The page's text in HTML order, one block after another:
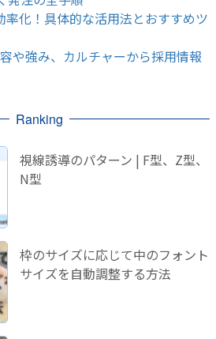
率化！具体的な活用法とおすすめツ
や強み、カルチャーから採用情報
Ranking
視線誘導のパターン | F型、Z型、
N型
枠のサイズに応じて中のフォント
サイズを自動調整する方法